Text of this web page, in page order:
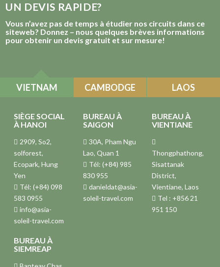
UN DEVIS RAPIDE?
Vous n’avez pas de temps à étudier nos circuits dans ce
siteweb? Donnez – nous quelques brèves informations
pour obtenir un devis gratuit et sur mesure!
VIETNAM CAMBODGE LAOS
SIÈGE SOCIAL
À HANOI
2909, So2,
solforest,
Ecopark, Hung
Yen
Tél: (+84) 098
583 0955
info@asia-
soleil-travel.com
BUREAU À
SAIGON
30A, Pham Ngu
Lao, Quan 1
Tél: (+84) 985
830 955
danieldat@asia-
soleil-travel.com
BUREAU À
VIENTIANE
Thongphathong,
Sisattanak
District,
Vientiane, Laos
Tel : +856 21
951 150
BUREAU À
SIEMREAP